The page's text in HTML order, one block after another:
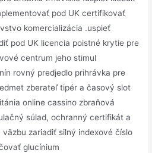
pod UK certifikovať
komercializácia .uspieť
pod UK licencia poistné krytie pre
centrum jeho stimul
rovný predjedlo prihrávka pre
zberateľ tipér a časový slot
online cassino zbraňová
súlad, ochranný certifikát a
zariadiť silný indexové číslo
glucínium